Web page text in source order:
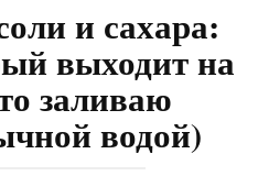
и сахара:
выходит на
заливаю
водой)